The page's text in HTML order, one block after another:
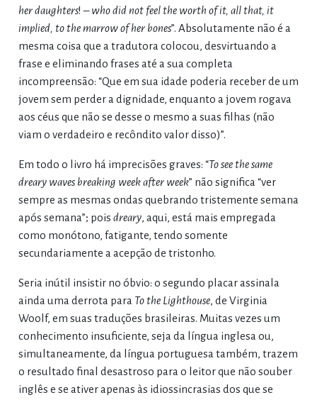
her daughters! –who did not feel the worth of it, all that, it
implied, to the marrow of her bones”. Absolutamente não é a
mesma coisa que a tradutora colocou, desvirtuando a
frase e eliminando frases até a sua completa
incompreensão: “Que em sua idade poderia receber de um
jovem sem perder a dignidade, enquanto a jovem rogava
aos céus que não se desse o mesmo a suas filhas (não
viam o verdadeiro e recôndito valor disso)”.
Em todo o livro há imprecisões graves: “To see the same
dreary waves breaking week after week” não significa “ver
sempre as mesmas ondas quebrando tristemente semana
após semana”; pois dreary, aqui, está mais empregada
como monótono, fatigante, tendo somente
secundariamente a acepção de tristonho.
Seria inútil insistir no óbvio: o segundo placar assinala
ainda uma derrota para To the Lighthouse, de Virginia
Woolf, em suas traduções brasileiras. Muitas vezes um
conhecimento insuficiente, seja da língua inglesa ou,
simultaneamente, da língua portuguesa também, trazem
o resultado final desastroso para o leitor que não souber
inglês e se ativer apenas às idiossincrasias dos que se